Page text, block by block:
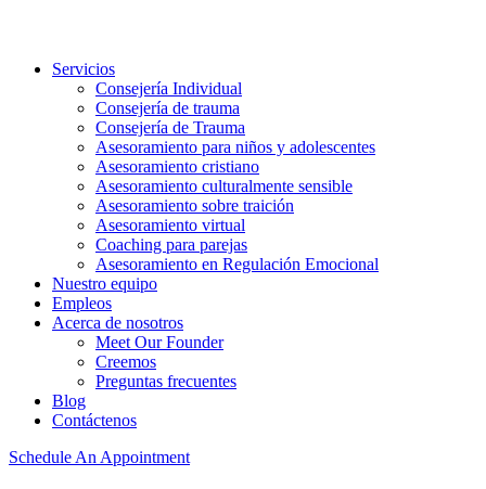
Servicios
Consejería Individual
Consejería de trauma
Consejería de Trauma
Asesoramiento para niños y adolescentes
Asesoramiento cristiano
Asesoramiento culturalmente sensible
Asesoramiento sobre traición
Asesoramiento virtual
Coaching para parejas
Asesoramiento en Regulación Emocional
Nuestro equipo
Empleos
Acerca de nosotros
Meet Our Founder
Creemos
Preguntas frecuentes
Blog
Contáctenos
Schedule An Appointment